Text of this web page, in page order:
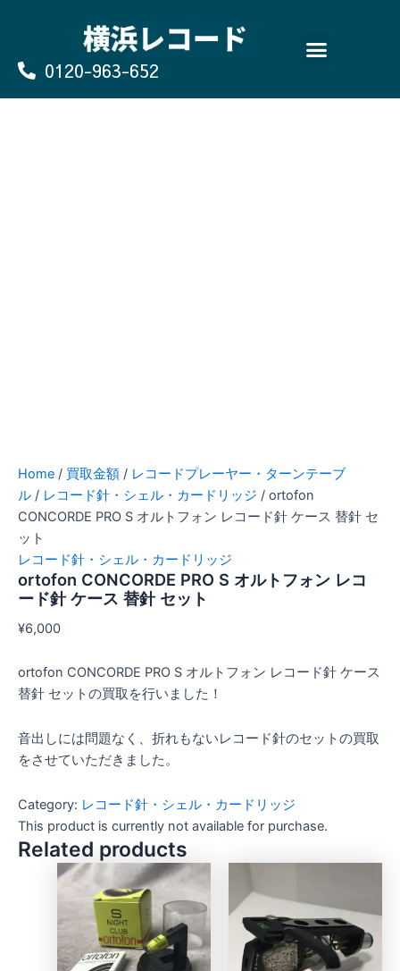
0120-963-652
Home / 買取金額 / レコードプレーヤー・ターンテーブ
ル / レコード針・シェル・カードリッジ / ortofon
CONCORDE PRO S オルトフォン レコード針 ケース 替針 セ
ット
レコード針・シェル・カードリッジ
ortofon CONCORDE PRO S オルトフォン レコ
ード針 ケース 替針 セット
¥6,000
ortofon CONCORDE PRO S オルトフォン レコード針 ケース
替針 セットの買取を行いました！
音出しには問題なく、折れもないレコード針のセットの買取
をさせていただきました。
Category: レコード針・シェル・カードリッジ
This product is currently not available for purchase.
Related products